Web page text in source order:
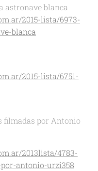
astronave blanca
2015-lista/6973-
blanca
2015-lista/6751-
filmadas por Antonio
2013lista/4783-
antonio-urzi358